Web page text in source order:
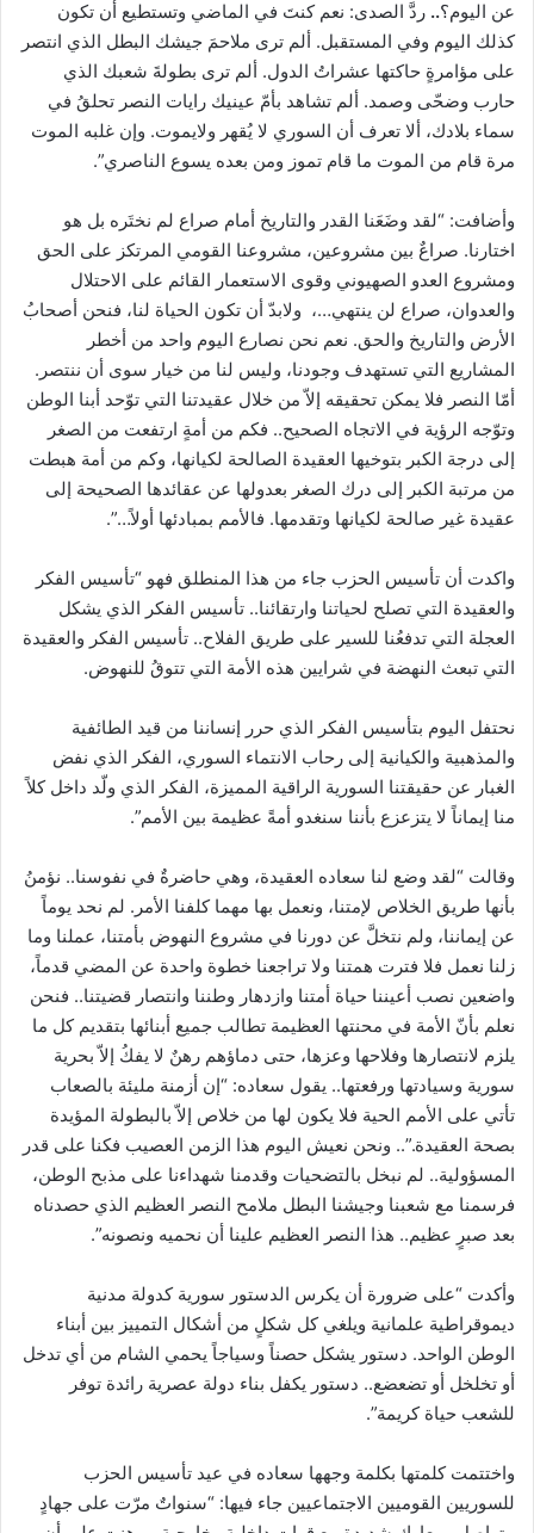
عن اليوم؟.. ردَّ الصدى: نعم كنتَ في الماضي وتستطيع أن تكون
كذلك اليوم وفي المستقبل. ألم ترى ملاحمَ جيشك البطل الذي انتصر
على مؤامرةٍ حاكتها عشراتُ الدول. ألم ترى بطولةَ شعبك الذي
حارب وضحّى وصمد. ألم تشاهد بأمّ عينيك رايات النصر تحلقُ في
سماء بلادك، ألا تعرف أن السوري لا يُقهر ولايموت. وإن غلبه الموت
مرة قام من الموت ما قام تموز ومن بعده يسوع الناصري”.
وأضافت: “لقد وضَعَنا القدر والتاريخ أمام صراع لم نختَره بل هو
اختارنا. صراعٌ بين مشروعين، مشروعنا القومي المرتكز على الحق
ومشروع العدو الصهيوني وقوى الاستعمار القائم على الاحتلال
والعدوان، صراع لن ينتهي…، ولابدّ أن تكون الحياة لنا، فنحن أصحابُ
الأرض والتاريخ والحق. نعم نحن نصارع اليوم واحد من أخطر
المشاريع التي تستهدف وجودنا، وليس لنا من خيار سوى أن ننتصر.
أمّا النصر فلا يمكن تحقيقه إلاّ من خلال عقيدتنا التي توّحد أبنا الوطن
وتوّجه الرؤية في الاتجاه الصحيح.. فكم من أمةٍ ارتفعت من الصغر
إلى درجة الكبر بتوخيها العقيدة الصالحة لكيانها، وكم من أمة هبطت
من مرتبة الكبر إلى درك الصغر بعدولها عن عقائدها الصحيحة إلى
عقيدة غير صالحة لكيانها وتقدمها. فالأمم بمبادئها أولاً…”.
واكدت أن تأسيس الحزب جاء من هذا المنطلق فهو “تأسيس الفكر
والعقيدة التي تصلح لحياتنا وارتقائنا.. تأسيس الفكر الذي يشكل
العجلة التي تدفعُنا للسير على طريق الفلاح.. تأسيس الفكر والعقيدة
التي تبعث النهضة في شرايين هذه الأمة التي تتوقُ للنهوض.
نحتفل اليوم بتأسيس الفكر الذي حرر إنساننا من قيد الطائفية
والمذهبية والكيانية إلى رحاب الانتماء السوري، الفكر الذي نفض
الغبار عن حقيقتنا السورية الراقية المميزة، الفكر الذي ولّد داخل كلاً
منا إيماناً لا يتزعزع بأننا سنغدو أمةً عظيمة بين الأمم”.
وقالت “لقد وضع لنا سعاده العقيدة، وهي حاضرةٌ في نفوسنا.. نؤمنُ
بأنها طريق الخلاص لإمتنا، ونعمل بها مهما كلفنا الأمر. لم نحد يوماً
عن إيماننا، ولم نتخلَّ عن دورنا في مشروع النهوض بأمتنا، عملنا وما
زلنا نعمل فلا فترت همتنا ولا تراجعنا خطوة واحدة عن المضي قدماً،
واضعين نصب أعيننا حياة أمتنا وازدهار وطننا وانتصار قضيتنا.. فنحن
نعلم بأنّ الأمة في محنتها العظيمة تطالب جميع أبنائها بتقديم كل ما
يلزم لانتصارها وفلاحها وعزها، حتى دماؤهم رهنٌ لا يفكُ إلاّ بحرية
سورية وسيادتها ورفعتها.. يقول سعاده: “إن أزمنة مليئة بالصعاب
تأتي على الأمم الحية فلا يكون لها من خلاص إلاّ بالبطولة المؤيدة
بصحة العقيدة.”.. ونحن نعيش اليوم هذا الزمن العصيب فكنا على قدر
المسؤولية.. لم نبخل بالتضحيات وقدمنا شهداءنا على مذبح الوطن،
فرسمنا مع شعبنا وجيشنا البطل ملامح النصر العظيم الذي حصدناه
بعد صبرٍ عظيم.. هذا النصر العظيم علينا أن نحميه ونصونه”.
وأكدت “على ضرورة أن يكرس الدستور سورية كدولة مدنية
ديموقراطية علمانية ويلغي كل شكلٍ من أشكال التمييز بين أبناء
الوطن الواحد. دستور يشكل حصناً وسياجاً يحمي الشام من أي تدخل
أو تخلخل أو تضعضع.. دستور يكفل بناء دولة عصرية رائدة توفر
للشعب حياة كريمة”.
واختتمت كلمتها بكلمة وجهها سعاده في عيد تأسيس الحزب
للسوريين القوميين الاجتماعيين جاء فيها: “سنواتٌ مرّت على جهادٍ